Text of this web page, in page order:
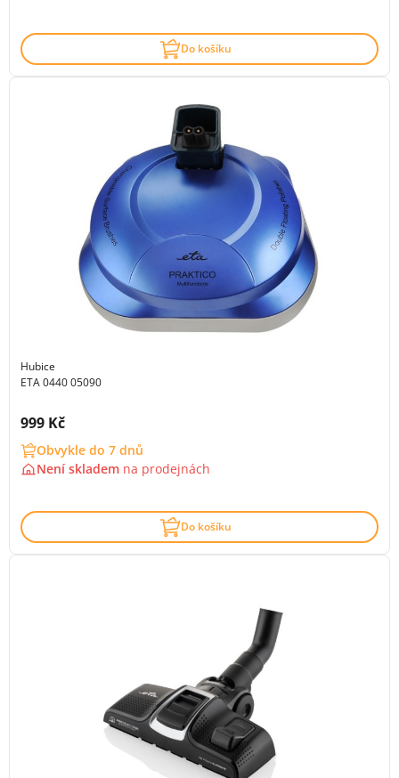
Do košíku
Hubice
ETA 0440 05090
Cena s DPH:
999 Kč
Obvykle do 7 dnů
Není skladem na prodejnách
Do košíku